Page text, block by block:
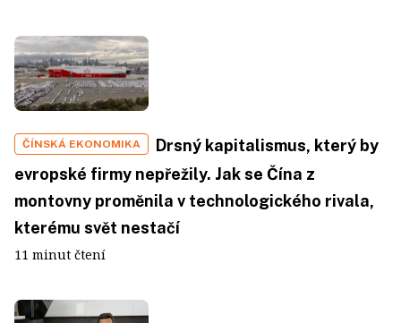
ČÍNSKÁ EKONOMIKA
Drsný kapitalismus, který by
evropské firmy nepřežily. Jak se Čína z
montovny proměnila v technologického rivala,
kterému svět nestačí
11 minut čtení